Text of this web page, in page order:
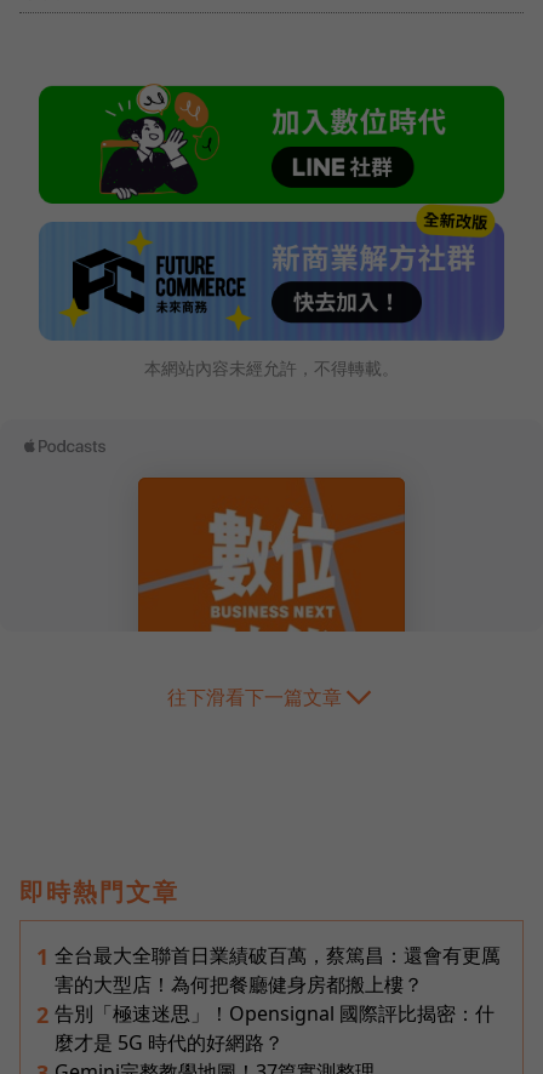
本網站內容未經允許，不得轉載。
往下滑看下一篇文章
即時熱門文章
1 全台最大全聯首日業績破百萬，蔡篤昌：還會有更厲
害的大型店！為何把餐廳健身房都搬上樓？
2 告別「極速迷思」！Opensignal 國際評比揭密：什
麼才是 5G 時代的好網路？